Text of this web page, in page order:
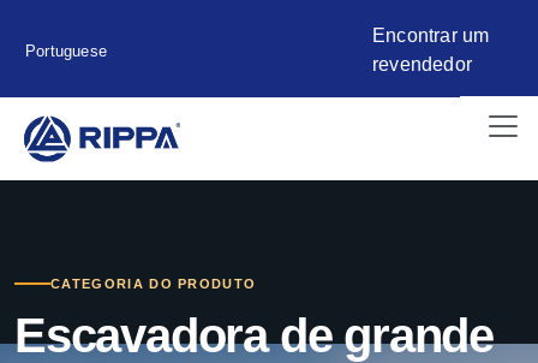
Portuguese
Encontrar um
revendedor
CATEGORIA DO PRODUTO
Escavadora de grande